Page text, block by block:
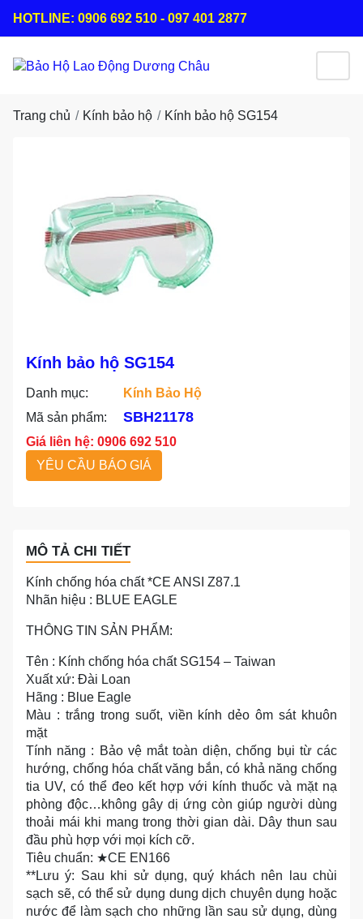
HOTLINE: 0906 692 510 - 097 401 2877
Trang chủ Kính bảo hộ Kính bảo hộ SG154
Kính bảo hộ SG154
Danh mục:
Kính Bảo Hộ
Mã sản phẩm:
SBH21178
Giá liên hệ: 0906 692 510
YÊU CẦU BÁO GIÁ
MÔ TẢ CHI TIẾT
Kính chống hóa chất *CE ANSI Z87.1
Nhãn hiệu : BLUE EAGLE
THÔNG TIN SẢN PHẨM:
Tên : Kính chống hóa chất SG154 – Taiwan
Xuất xứ: Đài Loan
Hãng : Blue Eagle
Màu : trắng trong suốt, viền kính dẻo ôm sát khuôn
mặt
Tính năng : Bảo vệ mắt toàn diện, chống bụi từ các
hướng, chống hóa chất văng bắn, có khả năng chống
tia UV, có thể đeo kết hợp với kính thuốc và mặt nạ
phòng độc…không gây dị ứng còn giúp người dùng
thoải mái khi mang trong thời gian dài. Dây thun sau
đầu phù hợp với mọi kích cỡ.
Tiêu chuẩn: ★CE EN166
**Lưu ý: Sau khi sử dụng, quý khách nên lau chùi
sạch sẽ, có thể sử dụng dung dịch chuyên dụng hoặc
nước để làm sạch cho những lần sau sử dụng, dùng